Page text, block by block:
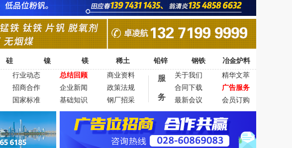
硅 镍 镁 稀土 铅锌 钢铁
冶金炉料
行业动态 总结回顾
商业资料
招商合作 企业新闻
政策法规
国家标准 基础知识 钢厂招采
服
务
关于我们
精华文萃
合同下载
广告服务
最新会议
会员订购